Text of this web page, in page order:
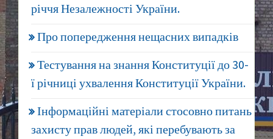
річчя Незалежності України.
Про попередження нещасних випадків
Тестування на знання Конституції до 30-
ї річниці ухвалення Конституції України.
Інформаційні матеріали стосовно питань
захисту прав людей, які перебувають за